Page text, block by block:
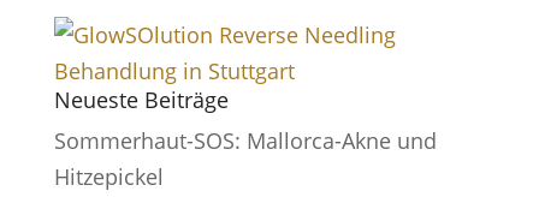
Neueste Beiträge
Sommerhaut-SOS: Mallorca-Akne und
Hitzepickel